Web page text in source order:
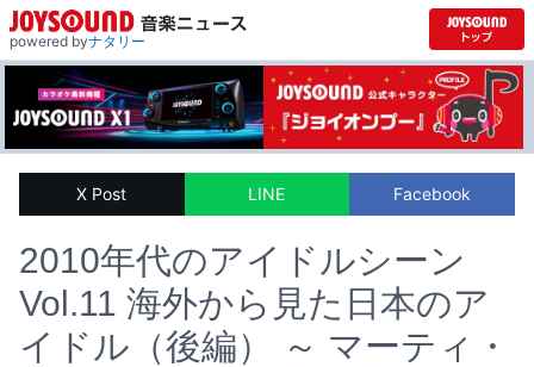
powered byナタリー
X Post LINE Facebook
2010年代のアイドルシーン
Vol.11 海外から見た日本のア
イドル（後編） ～ マーティ・